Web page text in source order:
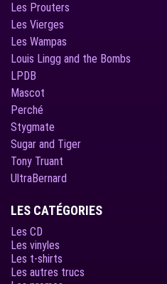
Les Prouters
Les Vierges
Les Wampas
Louis Lingg and the Bombs
LPDB
Mascot
Perché
Stygmate
Sugar and Tiger
Tony Truant
UltraBernard
LES CATÉGORIES
Les CD
Les vinyles
Les t-shirts
Les autres trucs